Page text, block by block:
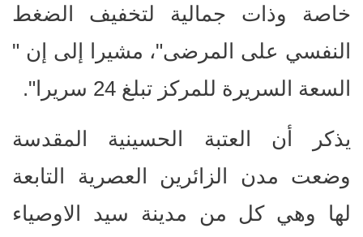
خاصة وذات جمالية لتخفيف الضغط
النفسي على المرضى"، مشيرا إلى إن "
السعة السريرة للمركز تبلغ 24 سريرا".
يذكر أن العتبة الحسينية المقدسة
وضعت مدن الزائرين العصرية التابعة
لها وهي كل من مدينة سيد الاوصياء